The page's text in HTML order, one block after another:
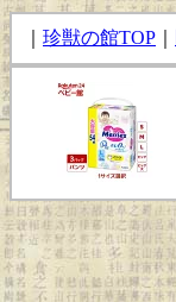
珍獣の館TOP